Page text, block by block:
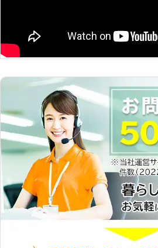
に設置いたします。
せませんよ
屋グリーン
所があり、
当社では、
し、お客様
しておりま
お任せくだ